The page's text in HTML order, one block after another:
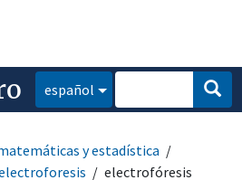
español
y estadística
electrofóresis